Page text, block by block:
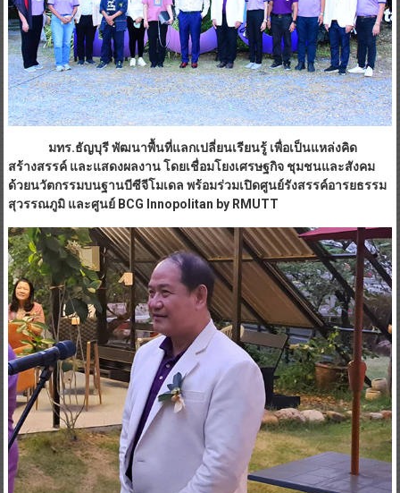
มทร.ธัญบุรี พัฒนาพื้นที่แลกเปลี่ยนเรียนรู้ เพื่อเป็นแหล่งคิด
สร้างสรรค์ และแสดงผลงาน โดยเชื่อมโยงเศรษฐกิจ ชุมชนและสังคม
ด้วยนวัตกรรมบนฐานบีซีจีโมเดล พร้อมร่วมเปิดศูนย์รังสรรค์อารยธรรม
สุวรรณภูมิ และศูนย์BCG Innopolitan by RMUTT